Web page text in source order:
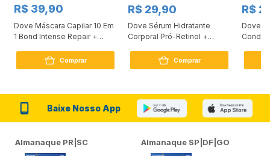
R$ 39,90
Dove Máscara Capilar 10 Em
1 Bond Intense Repair +
Comprar
R$ 29,90
Dove Sérum Hidratante
Corporal Pró-Retinol +
Comprar
R$
Dove
Baixe Nosso App
Almanaque PR|SC Almanaque SP|DF|GO